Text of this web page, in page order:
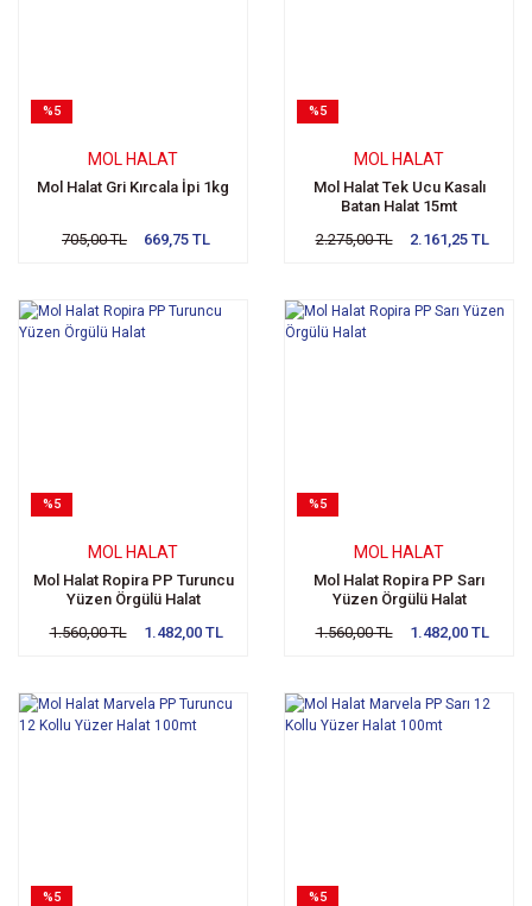
%5
MOL HALAT
Mol Halat Gri Kırcala İpi 1kg
705,00 TL 669,75 TL
%5
MOL HALAT
Mol Halat Tek Ucu Kasalı
Batan Halat 15mt
2.275,00 TL
2.161,25 TL
%5
MOL HALAT
Mol Halat Ropira PP Turuncu
Yüzen Örgülü Halat
1.560,00 TL
1.482,00 TL
%5
MOL HALAT
Mol Halat Ropira PP Sarı
Yüzen Örgülü Halat
1.560,00 TL
1.482,00 TL
%5 %5